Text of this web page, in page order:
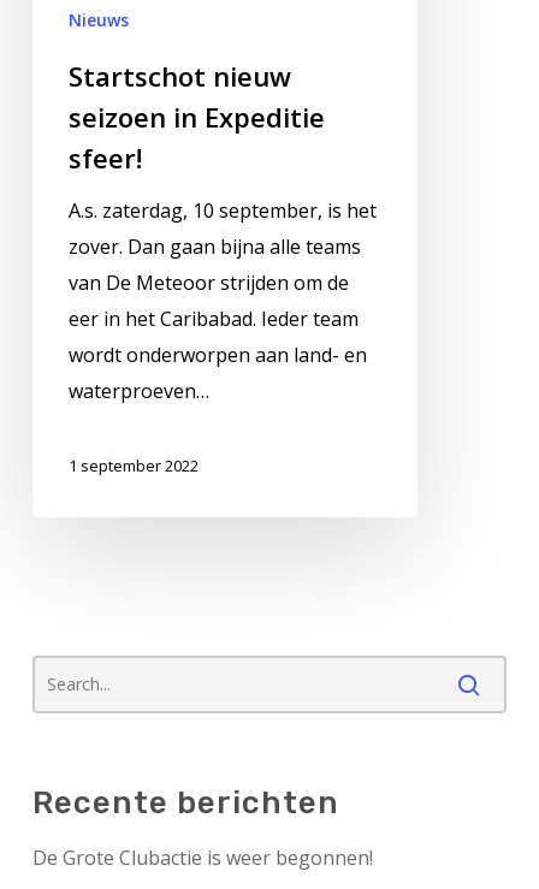
Nieuws
Startschot nieuw
seizoen in Expeditie
sfeer!
A.s. zaterdag, 10 september, is het
zover. Dan gaan bijna alle teams
van De Meteoor strijden om de
eer in het Caribabad. Ieder team
wordt onderworpen aan land- en
waterproeven…
1 september 2022
Recente berichten
De Grote Clubactie is weer begonnen!